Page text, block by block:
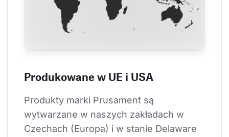
Produkowane w UE i USA
Produkty marki Prusament są
wytwarzane w naszych zakładach w
Czechach (Europa) i w stanie Delaware